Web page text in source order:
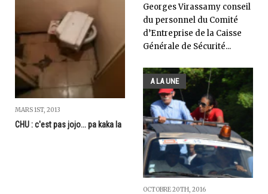
MARS 1ST, 2013
CHU : c'est pas jojo... pa kaka la
Georges Virassamy conseil
du personnel du Comité
d’Entreprise de la Caisse
Générale de Sécurité...
A LA UNE
OCTOBRE 20TH, 2016